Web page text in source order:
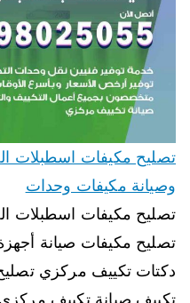
وصيانة مكيفات وحدات
تصليح مكيفات صيانة
دكتات تكييف مركزي
تكييف صيانة تكييف